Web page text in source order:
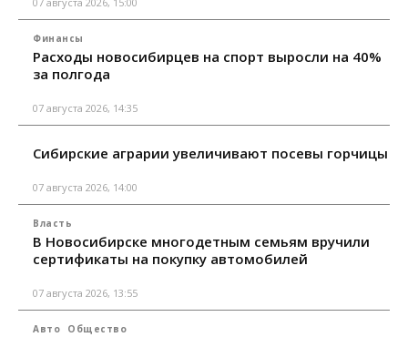
Финансы
Расходы новосибирцев на спорт выросли на 40%
за полгода
07 августа 2026, 14:35
Сибирские аграрии увеличивают посевы горчицы
07 августа 2026, 14:00
Власть
В Новосибирске многодетным семьям вручили
сертификаты на покупку автомобилей
07 августа 2026, 13:55
Авто Общество